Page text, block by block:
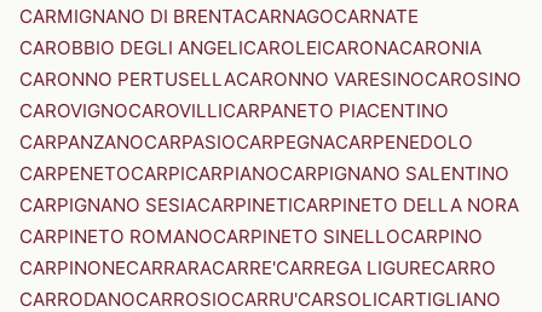
CARMIGNANO DI BRENTACARNAGOCARNATE
CAROBBIO DEGLI ANGELICAROLEICARONACARONIA
CARONNO PERTUSELLACARONNO VARESINOCAROSINO
CAROVIGNOCAROVILLICARPANETO PIACENTINO
CARPANZANOCARPASIOCARPEGNACARPENEDOLO
CARPENETOCARPICARPIANOCARPIGNANO SALENTINO
CARPIGNANO SESIACARPINETICARPINETO DELLA NORA
CARPINETO ROMANOCARPINETO SINELLOCARPINO
CARPINONECARRARACARRE'CARREGA LIGURECARRO
CARRODANOCARROSIOCARRU'CARSOLICARTIGLIANO